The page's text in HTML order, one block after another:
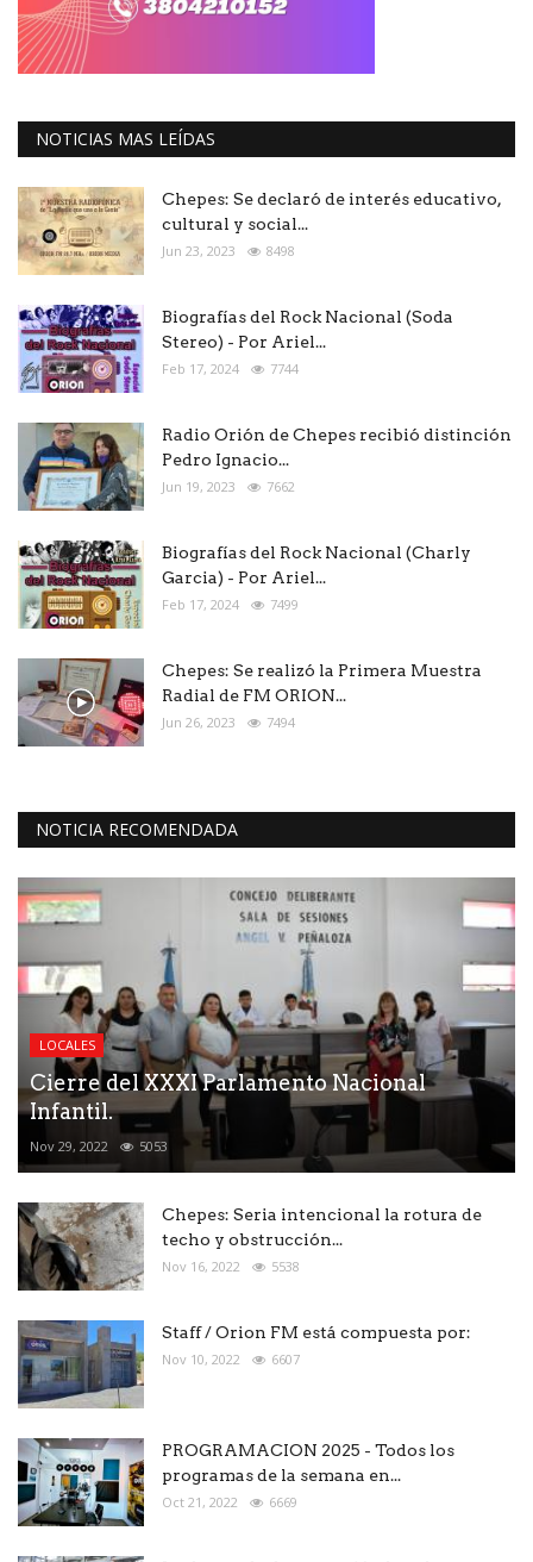
NOTICIAS MAS LEÍDAS
Chepes: Se declaró de interés educativo,
cultural y social...
Jun 23, 2023 8498
Biografías del Rock Nacional (Soda
Stereo) - Por Ariel...
Feb 17, 2024 7744
Radio Orión de Chepes recibió distinción
Pedro Ignacio...
Jun 19, 2023 7662
Biografías del Rock Nacional (Charly
Garcia) - Por Ariel...
Feb 17, 2024 7499
Chepes: Se realizó la Primera Muestra
Radial de FM ORION...
Jun 26, 2023 7494
NOTICIA RECOMENDADA
LOCALES
Cierre del XXXI Parlamento Nacional
Infantil.
Nov 29, 2022 5053
Chepes: Seria intencional la rotura de
techo y obstrucción...
Nov 16, 2022 5538
Staff / Orion FM está compuesta por:
Nov 10, 2022 6607
PROGRAMACION 2025 - Todos los
programas de la semana en...
Oct 21, 2022 6669